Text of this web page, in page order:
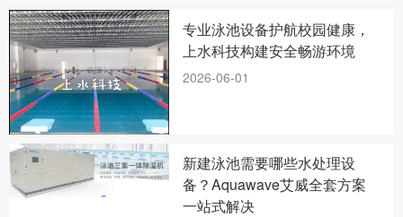
专业泳池设备护航校园健康，
上水科技构建安全畅游环境
2026-06-01
新建泳池需要哪些水处理设
备？Aquawave艾威全套方案
一站式解决